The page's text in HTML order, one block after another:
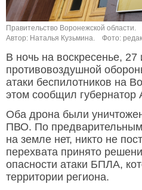
Правительство Воронежской области.
Автор: Наталья Кузьмина.
Фото:
В ночь на воскресенье,
противовоздушной
атаки беспилотников на
этом сообщил губернатор
Оба дрона были
ПВО. По
на земле нет, никто не
перехвата принято
опасности атаки БПЛА,
территории региона.